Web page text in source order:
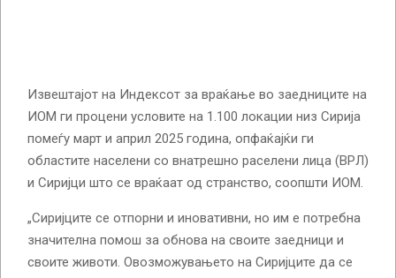
Извештајот на Индексот за враќање во заедниците на
ИОМ ги процени условите на 1.100 локации низ Сирија
помеѓу март и април 2025 година, опфаќајќи ги
областите населени со внатрешно раселени лица (ВРЛ)
и Сиријци што се враќаат од странство, соопшти ИОМ.
„Сиријците се отпорни и иновативни, но им е потребна
значителна помош за обнова на своите заедници и
своите животи. Овозможувањето на Сиријците да се